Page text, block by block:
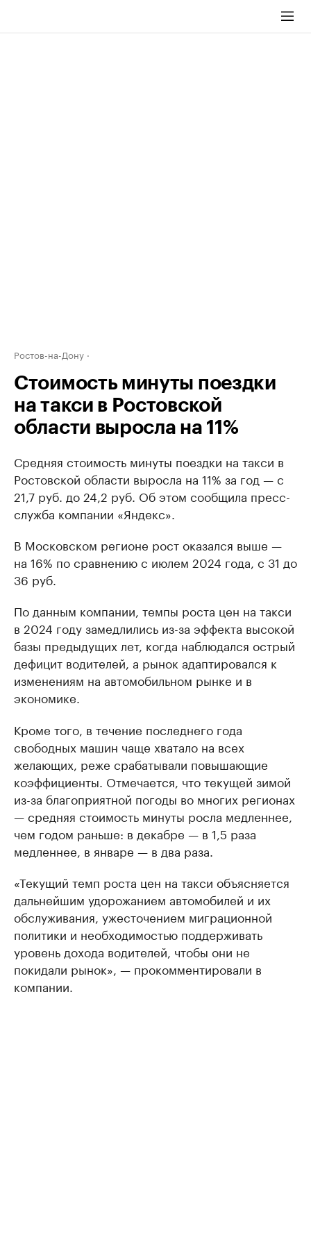
Ростов-на-Дону
Стоимость минуты поездки
на такси в Ростовской
области выросла на 11%
Средняя стоимость минуты поездки на такси в
Ростовской области выросла на 11% за год — с
21,7 руб. до 24,2 руб. Об этом сообщила пресс-
служба компании «Яндекс».
В Московском регионе рост оказался выше —
на 16% по сравнению с июлем 2024 года, с 31 до
36 руб.
По данным компании, темпы роста цен на такси
в 2024 году замедлились из-за эффекта высокой
базы предыдущих лет, когда наблюдался острый
дефицит водителей, а рынок адаптировался к
изменениям на автомобильном рынке и в
экономике.
Кроме того, в течение последнего года
свободных машин чаще хватало на всех
желающих, реже срабатывали повышающие
коэффициенты. Отмечается, что текущей зимой
из-за благоприятной погоды во многих регионах
— средняя стоимость минуты росла медленнее,
чем годом раньше: в декабре — в 1,5 раза
медленнее, в январе — в два раза.
«Текущий темп роста цен на такси объясняется
дальнейшим удорожанием автомобилей и их
обслуживания, ужесточением миграционной
политики и необходимостью поддерживать
уровень дохода водителей, чтобы они не
покидали рынок», — прокомментировали в
компании.